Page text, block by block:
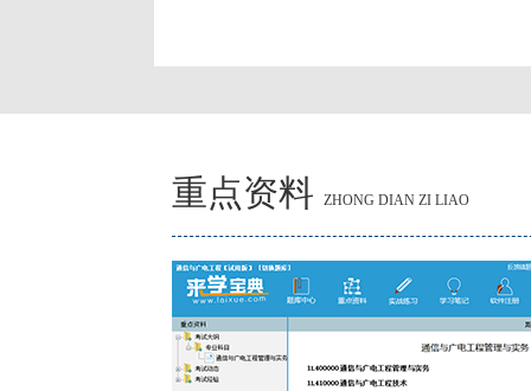
重点资料 ZHONG DIAN ZI LIAO